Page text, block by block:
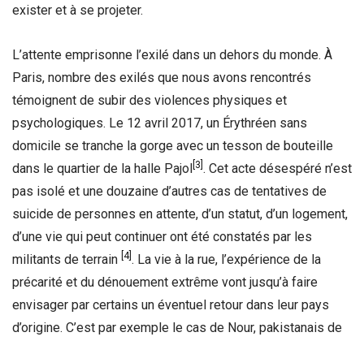
exister et à se projeter.
L’attente emprisonne l’exilé dans un dehors du monde. À
Paris, nombre des exilés que nous avons rencontrés
témoignent de subir des violences physiques et
psychologiques. Le 12 avril 2017, un Érythréen sans
domicile se tranche la gorge avec un tesson de bouteille
dans le quartier de la halle Pajol [3] . Cet acte désespéré n’est
pas isolé et une douzaine d’autres cas de tentatives de
suicide de personnes en attente, d’un statut, d’un logement,
d’une vie qui peut continuer ont été constatés par les
militants de terrain [4]. La vie à la rue, l’expérience de la
précarité et du dénouement extrême vont jusqu’à faire
envisager par certains un éventuel retour dans leur pays
d’origine. C’est par exemple le cas de Nour, pakistanais de